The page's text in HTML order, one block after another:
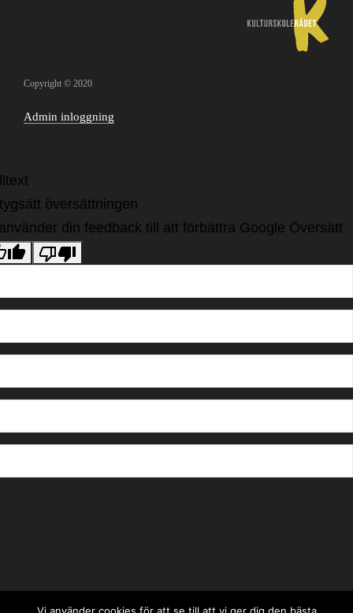
Copyright © 2020
Admin inloggning
översättningen
din feedback till att förbättra Google Översätt